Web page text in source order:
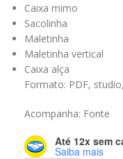
Caixa mimo
Sacolinha
Maletinha
Maletinha vertical
Caixa alça
Formato: PDF,
Acompanha: Fonte
Até 12x sem
Saiba mais